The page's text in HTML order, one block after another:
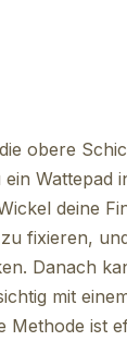
obere
Wattepad
deine
fixieren,
Danach
mit
Methode ist